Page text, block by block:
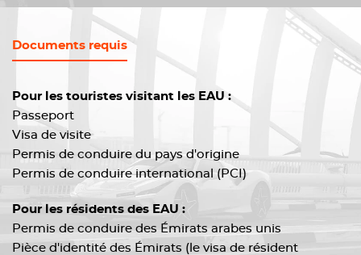
Documents requis
Pour les touristes visitant les EAU :
Passeport
Visa de visite
Permis de conduire du pays d'origine
Permis de conduire international (PCI)
Pour les résidents des EAU :
Permis de conduire des Émirats arabes unis
Pièce d'identité des Émirats (le visa de résident